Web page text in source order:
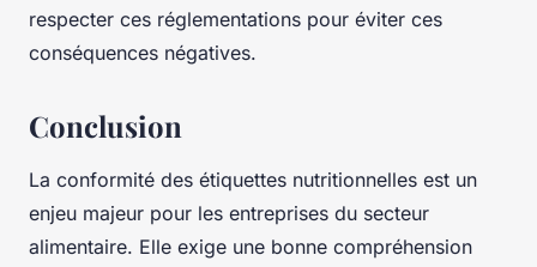
respecter ces réglementations pour éviter ces
conséquences négatives.
Conclusion
La conformité des étiquettes nutritionnelles est un
enjeu majeur pour les entreprises du secteur
alimentaire. Elle exige une bonne compréhension